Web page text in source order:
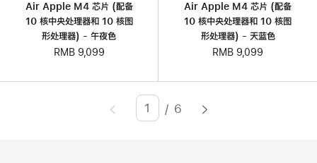
Air Apple M4 芯片 (配备
10 核中央处理器和 10 核图
形处理器) - 午夜色
RMB 9,099
Air Apple M4 芯片 (配备
10 核中央处理器和 10 核图
形处理器) - 天蓝色
RMB 9,099
Page
Enter
/ 6